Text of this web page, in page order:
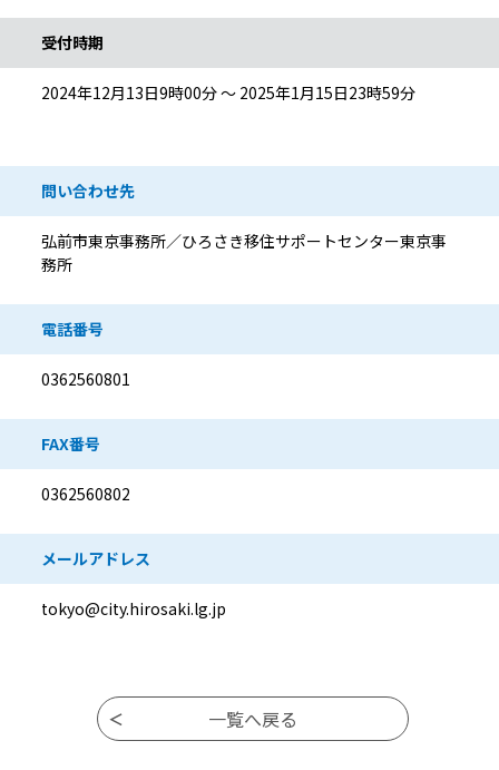
受付時期
2024年12月13日9時00分 ～ 2025年1月15日23時59分
問い合わせ先
弘前市東京事務所／ひろさき移住サポートセンター東京事
務所
電話番号
0362560801
FAX番号
0362560802
メールアドレス
tokyo@city.hirosaki.lg.jp